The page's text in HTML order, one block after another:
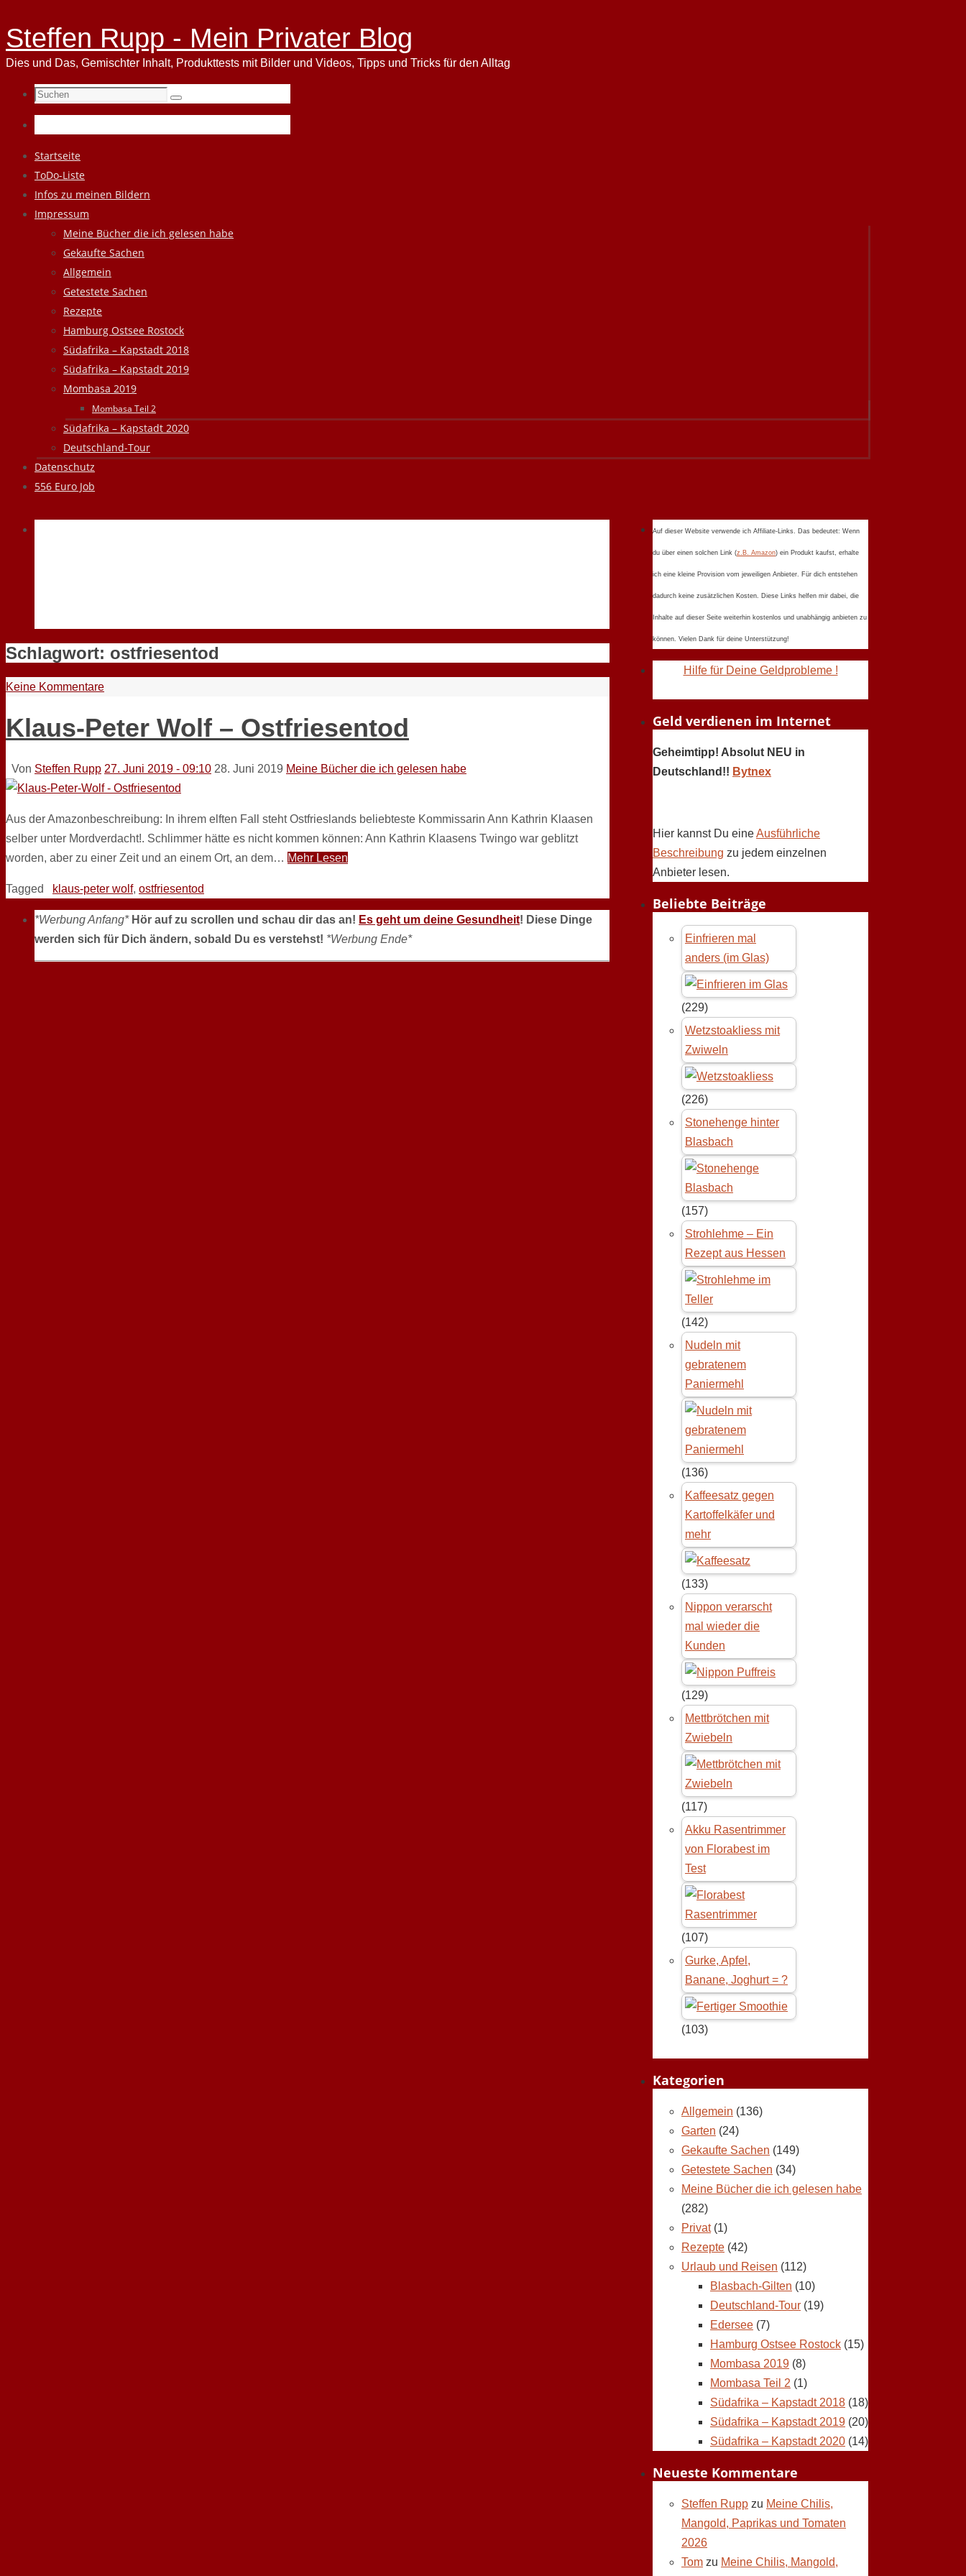
Steffen Rupp - Mein Privater Blog
Dies und Das, Gemischter Inhalt, Produkttests mit Bilder und Videos, Tipps und Tricks für den Alltag
Suchen
nach:
Suchen
Zum
Inhalt
springen
Startseite
ToDo-Liste
Infos zu meinen Bildern
Impressum
Meine Bücher die ich gelesen habe
Gekaufte Sachen
Allgemein
Getestete Sachen
Rezepte
Hamburg Ostsee Rostock
Südafrika – Kapstadt 2018
Südafrika – Kapstadt 2019
Mombasa 2019
Mombasa Teil 2
Südafrika – Kapstadt 2020
Deutschland-Tour
Datenschutz
556 Euro Job
Schlagwort: ostfriesentod
Keine Kommentare
Klaus-Peter Wolf – Ostfriesentod
Von Steffen Rupp 27. Juni 2019 - 09:10 28. Juni 2019 Meine Bücher die ich gelesen habe
Aus der Amazonbeschreibung: In ihrem elften Fall steht Ostfrieslands beliebteste Kommissarin Ann Kathrin Klaasen
selber unter Mordverdacht!. Schlimmer hätte es nicht kommen können: Ann Kathrin Klaasens Twingo war geblitzt
worden, aber zu einer Zeit und an einem Ort, an dem… Mehr Lesen
Tagged klaus-peter wolf, ostfriesentod
*Werbung Anfang* Hör auf zu scrollen und schau dir das an! Es geht um deine Gesundheit! Diese Dinge
werden sich für Dich ändern, sobald Du es verstehst! *Werbung Ende*
Auf dieser Website verwende ich Affiliate-Links. Das bedeutet: Wenn
du über einen solchen Link (z.B. Amazon) ein Produkt kaufst, erhalte
ich eine kleine Provision vom jeweiligen Anbieter. Für dich entstehen
dadurch keine zusätzlichen Kosten. Diese Links helfen mir dabei, die
Inhalte auf dieser Seite weiterhin kostenlos und unabhängig anbieten zu
können. Vielen Dank für deine Unterstützung!
Hilfe für Deine Geldprobleme !
Geld verdienen im Internet
Geheimtipp! Absolut NEU in
Deutschland!! Bytnex
Hier kannst Du eineAusführliche
Beschreibung zu jedem einzelnen
Anbieter lesen.
Beliebte Beiträge
Einfrieren mal
anders (im Glas)
(229)
Wetzstoakliess mit
Zwiweln
(226)
Stonehenge hinter
Blasbach
(157)
Strohlehme – Ein
Rezept aus Hessen
(142)
Nudeln mit
gebratenem
Paniermehl
(136)
Kaffeesatz gegen
Kartoffelkäfer und
mehr
(133)
Nippon verarscht
mal wieder die
Kunden
(129)
Mettbrötchen mit
Zwiebeln
(117)
Akku Rasentrimmer
von Florabest im
Test
(107)
Gurke, Apfel,
Banane, Joghurt = ?
(103)
Kategorien
Allgemein (136)
Garten (24)
Gekaufte Sachen (149)
Getestete Sachen (34)
Meine Bücher die ich gelesen habe
(282)
Privat(1)
Rezepte (42)
Urlaub und Reisen (112)
Blasbach-Gilten (10)
Deutschland-Tour (19)
Edersee (7)
Hamburg Ostsee Rostock (15)
Mombasa 2019 (8)
Mombasa Teil 2 (1)
Südafrika – Kapstadt 2018 (18)
Südafrika – Kapstadt 2019 (20)
Südafrika – Kapstadt 2020 (14)
Neueste Kommentare
Steffen Rupp zu Meine Chilis,
Mangold, Paprikas und Tomaten
2026
Tom zu Meine Chilis, Mangold,